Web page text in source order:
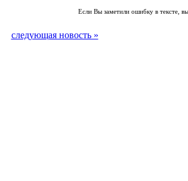
Если Вы заметили ошибку в тексте,
следующая новость »